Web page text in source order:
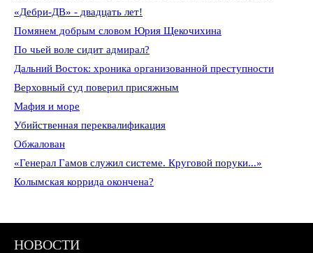
«Дебри-ДВ» - двадцать лет!
Помянем добрым словом Юрия Щекочихина
По чьей воле сидит адмирал?
Дальний Восток: хроника организованной преступности
Верховный суд поверил присяжным
Мафия и море
Убийственная переквалификация
Обжалован
«Генерал Гамов служил системе. Круговой поруки...»
Колымская коррида окончена?
НОВОСТИ